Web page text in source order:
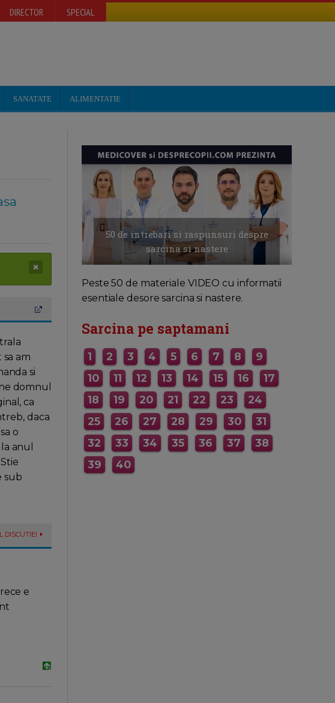
DIRECTOR SPECIAL
SANATATE ALIMENTATIE
am
si
domnul
ca
daca
o
anul
sub
DISCUTIEI
e
50 de intrebari si raspunsuri despre
sarcina si nastere
Peste 50 de materiale VIDEO cu informatii
esentiale desore sarcina si nastere.
Sarcina pe saptamani
1 2 3 4 5 6 7 8
9
10
11 12 13 14 15 16
17
18
19 20 21 22 23
24
25
26 27 28 29 30
31
32
33 34 35 36 37
38
39
40